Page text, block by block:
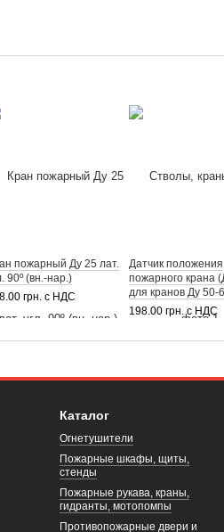
пожарный Ду 25 лат.
90º (вн.-нар.)
грн. с НДС
Датчик положения
пожарного крана
для кранов Ду 50-
198.00 грн. с НДС
Каталог
Огнетушители
Пожарные шкафы, щиты,
стенды
Пожарные рукава, краны,
гидранты, мотопомпы
Противопожарные двери и